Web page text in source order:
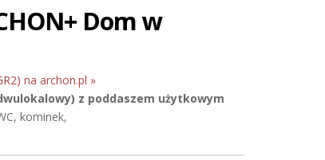
Dom w
na archon.pl »
z poddaszem użytkowym
kominek,